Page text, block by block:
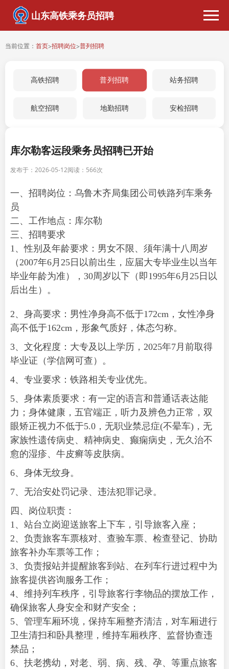
山东高铁乘务员招聘
当前位置： 首页>招聘岗位>普列招聘
高铁招聘 普列招聘 站务招聘
航空招聘 地勤招聘 安检招聘
库尔勒客运段乘务员招聘已开始
发布于：2026-05-12阅读： 566次
一、招聘岗位：乌鲁木齐局集团公司铁路列车乘务
员
二、工作地点：库尔勒
三、招聘要求
1、性别及年龄要求：男女不限、须年满十八周岁
（2007年6月25日以前出生，应届大专毕业生以当年
毕业年龄为准），30周岁以下（即1995年6月25日以
后出生）。
2、身高要求：男性净身高不低于172cm，女性净身
高不低于162cm，形象气质好，体态匀称。
3、文化程度：大专及以上学历，2025年7月前取得
毕业证（学信网可查）。
4、专业要求：铁路相关专业优先。
5、身体素质要求：有一定的语言和普通话表达能
力；身体健康，五官端正，听力及辨色力正常，双
眼矫正视力不低于5.0，无职业禁忌症(不晕车)，无
家族性遗传病史、精神病史、癫痫病史，无久治不
愈的湿疹、牛皮癣等皮肤病。
6、身体无纹身。
7、无治安处罚记录、违法犯罪记录。
四、岗位职责：
1、站台立岗迎送旅客上下车，引导旅客入座；
2、负责旅客车票核对、查验车票、检查登记、协助
旅客补办车票等工作；
3、负责报站并提醒旅客到站、在列车行进过程中为
旅客提供咨询服务工作；
4、维持列车秩序，引导旅客行李物品的摆放工作，
确保旅客人身安全和财产安全；
5、管理车厢环境，保持车厢整齐清洁，对车厢进行
卫生清扫和卧具整理，维持车厢秩序、监督协查违
禁品；
6、扶老携幼，对老、弱、病、残、孕、等重点旅客